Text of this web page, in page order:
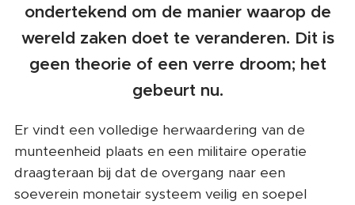
ondertekend om de manier waarop de
wereld zaken doet te veranderen. Dit is
geen theorie of een verre droom; het
gebeurt nu.
Er vindt een volledige herwaardering van de
munteenheid plaats en een militaire operatie
draagt ​​eraan bij dat de overgang naar een
soeverein monetair systeem veilig en soepel